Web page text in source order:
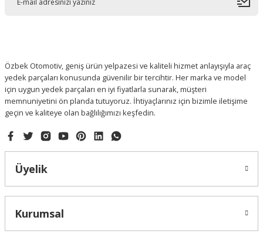
Gönder
Özbek Otomotiv, geniş ürün yelpazesi ve kaliteli hizmet anlayışıyla araç
yedek parçaları konusunda güvenilir bir tercihtir. Her marka ve model
için uygun yedek parçaları en iyi fiyatlarla sunarak, müşteri
memnuniyetini ön planda tutuyoruz. İhtiyaçlarınız için bizimle iletişime
geçin ve kaliteye olan bağlılığımızı keşfedin.
Üyelik
Kurumsal